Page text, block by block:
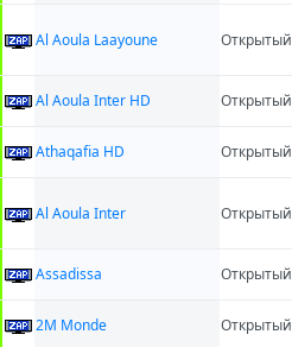
Al Aoula Laayoune Открытый
Al Aoula Inter HD Открытый
Athaqafia HD Открытый
Al Aoula Inter Открытый
Assadissa Открытый
2M Monde Открытый